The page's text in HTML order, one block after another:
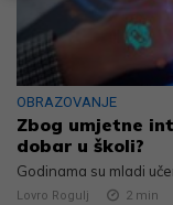
OBRAZOVANJE
Zbog umjetne
dobar u školi?
Godinama su mladi
Lovro Rogulj 2 min